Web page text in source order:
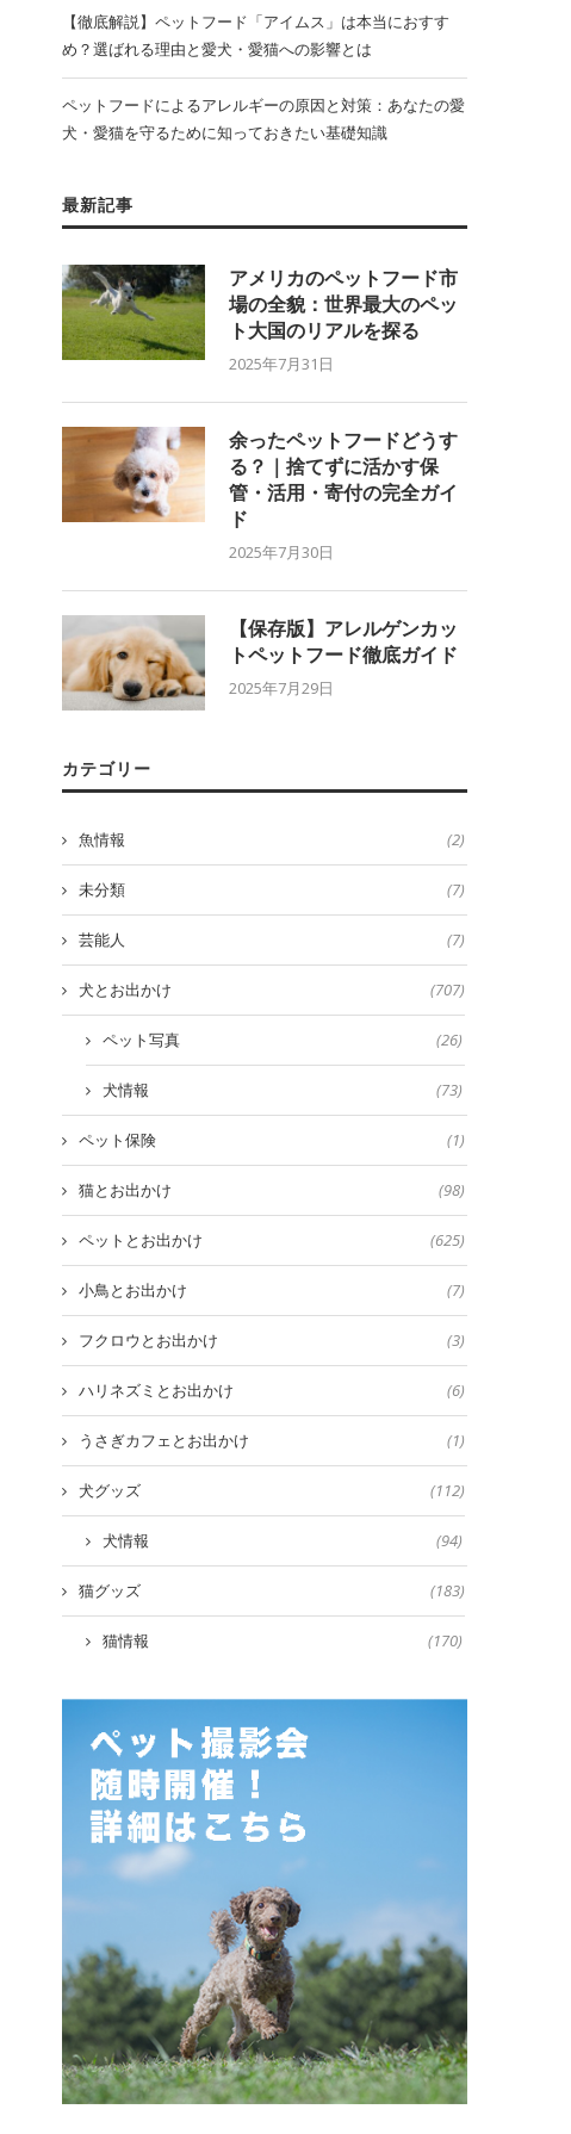
【徹底解説】ペットフード「アイムス」は本当におすす
め？選ばれる理由と愛犬・愛猫への影響とは
ペットフードによるアレルギーの原因と対策：あなたの愛
犬・愛猫を守るために知っておきたい基礎知識
最新記事
アメリカのペットフード市
場の全貌：世界最大のペッ
ト大国のリアルを探る
2025年7月31日
余ったペットフードどうす
る？｜捨てずに活かす保
管・活用・寄付の完全ガイ
ド
2025年7月30日
【保存版】アレルゲンカッ
トペットフード徹底ガイド
2025年7月29日
カテゴリー
魚情報 (2)
未分類 (7)
芸能人 (7)
犬とお出かけ (707)
ペット写真 (26)
犬情報 (73)
ペット保険 (1)
猫とお出かけ (98)
ペットとお出かけ (625)
小鳥とお出かけ (7)
フクロウとお出かけ (3)
ハリネズミとお出かけ (6)
うさぎカフェとお出かけ (1)
犬グッズ (112)
犬情報 (94)
猫グッズ (183)
猫情報 (170)